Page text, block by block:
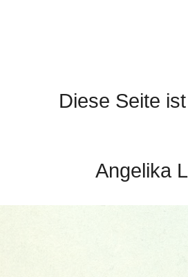
Diese Seite
Angelika